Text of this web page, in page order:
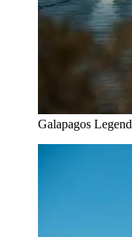
Galapagos Legend